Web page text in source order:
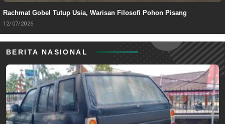
Rachmat Gobel Tutup Usia, Warisan Filosofi Pohon Pisang
12/07/2026
BERITA NASIONAL